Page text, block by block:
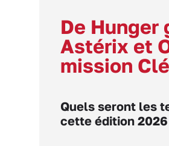
De Hunger
Astérix et
mission
Quels seront les
cette édition 2026